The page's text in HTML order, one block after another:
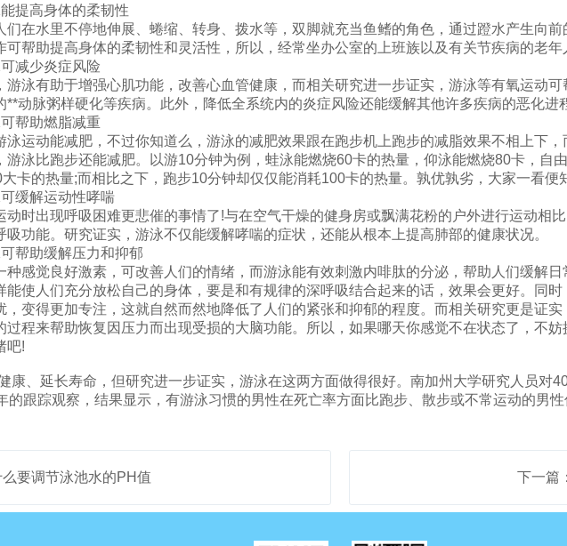
高身体的柔韧性
在水里不停地伸展、蜷缩、转身、拨水等，双脚就充当鱼鳍的角色，通过蹬水产生向
可帮助提高身体的柔韧性和灵活性，所以，经常坐办公室的上班族以及有关节疾病的老年
少炎症风险
泳有助于增强心肌功能，改善心血管健康，而相关研究进一步证实，游泳等有氧运动
**动脉粥样硬化等疾病。此外，降低全系统内的炎症风险还能缓解其他许多疾病的恶化进
助燃脂减重
运动能减肥，不过你知道么，游泳的减肥效果跟在跑步机上跑步的减脂效果不相上下
游泳比跑步还能减肥。以游10分钟为例，蛙泳能燃烧60卡的热量，仰泳能燃烧80卡，自
卡的热量;而相比之下，跑步10分钟却仅仅能消耗100卡的热量。孰优孰劣，大家一看便
解运动性哮喘
时出现呼吸困难更悲催的事情了!与在空气干燥的健身房或飘满花粉的户外进行运动相
吸功能。研究证实，游泳不仅能缓解哮喘的症状，还能从根本上提高肺部的健康状况。
助缓解压力和抑郁
感觉良好激素，可改善人们的情绪，而游泳能有效刺激内啡肽的分泌，帮助人们缓解日
能使人们充分放松自己的身体，要是和有规律的深呼吸结合起来的话，效果会更好。同时
，变得更加专注，这就自然而然地降低了人们的紧张和抑郁的程度。而相关研究更是证
过程来帮助恢复因压力而出现受损的大脑功能。所以，如果哪天你感觉不在状态了，不
吧!
康、延长寿命，但研究进一步证实，游泳在这两方面做得很好。南加州大学研究人员对
的跟踪观察，结果显示，有游泳习惯的男性在死亡率方面比跑步、散步或不常运动的男性
么要调节泳池水的PH值 下一篇